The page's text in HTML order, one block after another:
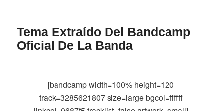
Tema Extraído Del Bandcamp
Oficial De La Banda
[bandcamp width=100% height=120
track=3285621807 size=large bgcol=ffffff